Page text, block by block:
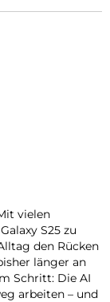
vielen
S25 zu
den Rücken
länger an
Schritt: Die AI
arbeiten – und